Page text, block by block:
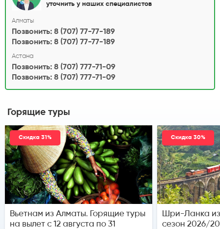
уточнить у наших специалистов
Алматы
Позвонить: 8 (707) 77-77-189
Позвонить: 8 (707) 77-77-189
Астана
Позвонить: 8 (707) 777-71-09
Позвонить: 8 (707) 777-71-09
Горящие туры
Скидка 31%
Вьетнам из Алматы. Горящие туры
на вылет с 12 августа по 31
Скидка 30%
Шри-Ланка
сезон 2026/